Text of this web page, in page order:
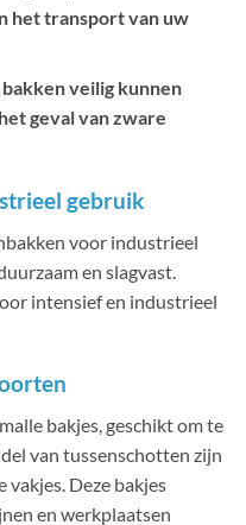
het transport van uw
veilig kunnen
geval van zware
gebruik
voor industrieel
en slagvast.
intensief en industrieel
bakjes, geschikt om te
van tussenschotten zijn
vakjes. Deze bakjes
en werkplaatsen